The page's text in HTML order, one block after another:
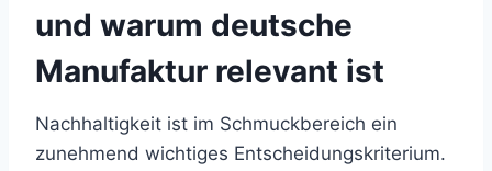
und warum deutsche
Manufaktur relevant ist
Nachhaltigkeit ist im Schmuckbereich ein
zunehmend wichtiges Entscheidungskriterium.